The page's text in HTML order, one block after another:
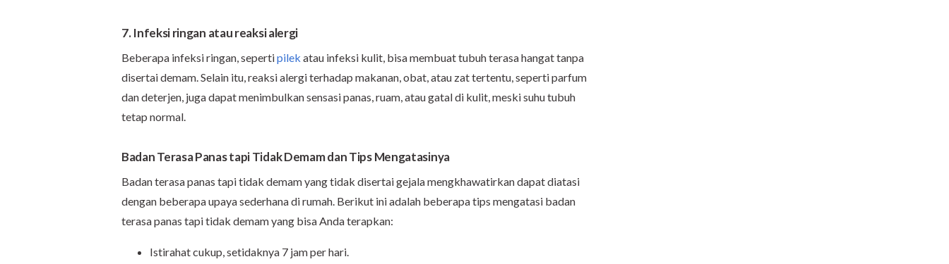
7. Infeksi ringan atau reaksi alergi
Beberapa infeksi ringan, sepertipilek atau infeksi kulit, bisa membuat tubuh terasa hangat tanpa
disertai demam. Selain itu, reaksi alergi terhadap makanan, obat, atau zat tertentu, seperti parfum
dan deterjen, juga dapat menimbulkan sensasi panas, ruam, atau gatal di kulit, meski suhu tubuh
tetap normal.
Badan Terasa Panas tapi Tidak Demam dan Tips Mengatasinya
Badan terasa panas tapi tidak demam yang tidak disertai gejala mengkhawatirkan dapat diatasi
dengan beberapa upaya sederhana di rumah. Berikut ini adalah beberapa tips mengatasi badan
terasa panas tapi tidak demam yang bisa Anda terapkan:
Istirahat cukup, setidaknya 7 jam per hari.